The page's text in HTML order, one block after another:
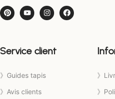
Service client
》Guides tapis
》Avis clients
》
》